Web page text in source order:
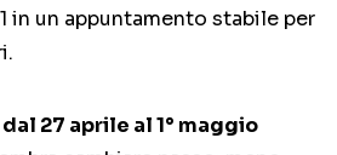
in un appuntamento stabile per
dal 27 aprile al 1° maggio